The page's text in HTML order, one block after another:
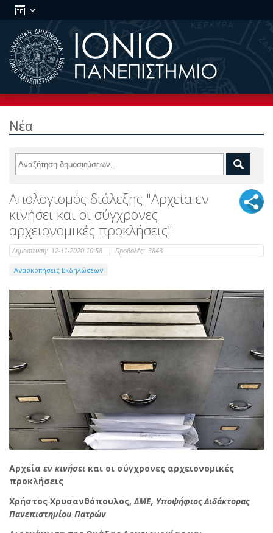
Νέα
Απολογισμός διάλεξης "Αρχεία εν
κινήσει και οι σύγχρονες
αρχειονομικές προκλήσεις"
Δημοσίευση: 12-11-2020 10:58 | Προβολές: 3843
Ανασκοπήσεις Εκδηλώσεων
Αρχεία εν κινήσει και οι σύγχρονες αρχειονομικές
προκλήσεις
Χρήστος Χρυσανθόπουλος, ΔΜΕ, Υποψήφιος Διδάκτορας
Πανεπιστημίου Πατρών